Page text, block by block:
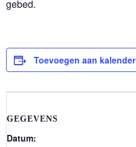
gebed.
Toevoegen aan kalender
GEGEVENS
Datum: